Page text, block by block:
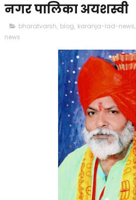
नगर पालिका अयशस्वी
bharatvarsh, blog, karanja-lad-news,
news